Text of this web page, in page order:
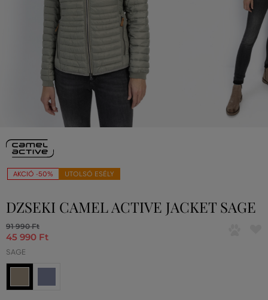
AKCIÓ -50% UTOLSÓ ESÉLY
DZSEKI CAMEL ACTIVE JACKET SAGE
91 990 Ft
45 990 Ft
SAGE